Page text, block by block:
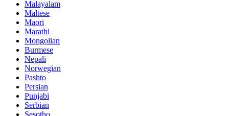
Malayalam
Maltese
Maori
Marathi
Mongolian
Burmese
Nepali
Norwegian
Pashto
Persian
Punjabi
Serbian
Sesotho